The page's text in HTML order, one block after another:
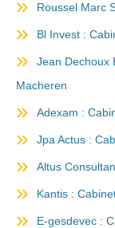
Roussel Marc
Bl Invest :
Jean Dechoux
Macheren
Adexam :
Jpa Actus :
Altus
Kantis :
E-gesdevec :